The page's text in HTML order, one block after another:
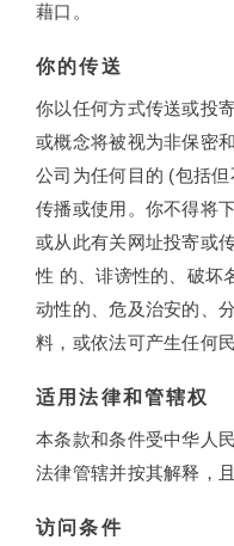
藉口。
你的传送
你以任何方式传送或投
或概念将被视为非保密
公司为任何目的 (包括
传播或使用。你不得将
或从此有关网址投寄或
性 的、诽谤性的、破坏
动性的、危及治安的、
料，或依法可产生任何
适用法律和管辖权
本条款和条件受中华人
法律管辖并按其解释，
访问条件